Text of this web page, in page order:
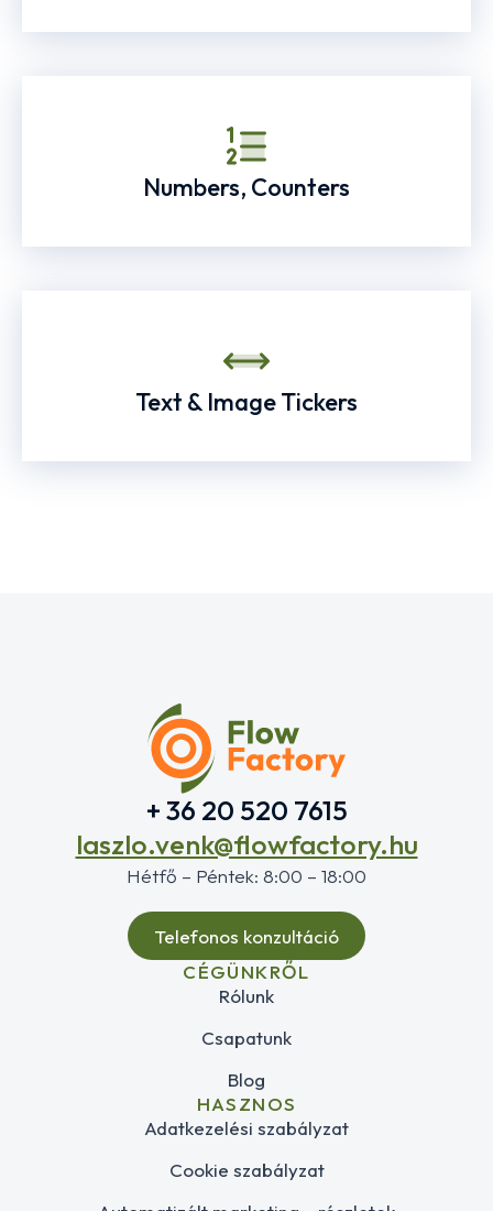
Numbers, Counters
Text & Image Tickers
+ 36 20 520 7615
laszlo.venk@flowfactory.hu
Hétfő – Péntek: 8:00 – 18:00
Telefonos konzultáció
CÉGÜNKRŐL
Rólunk
Csapatunk
Blog
HASZNOS
Adatkezelési szabályzat
Cookie szabályzat